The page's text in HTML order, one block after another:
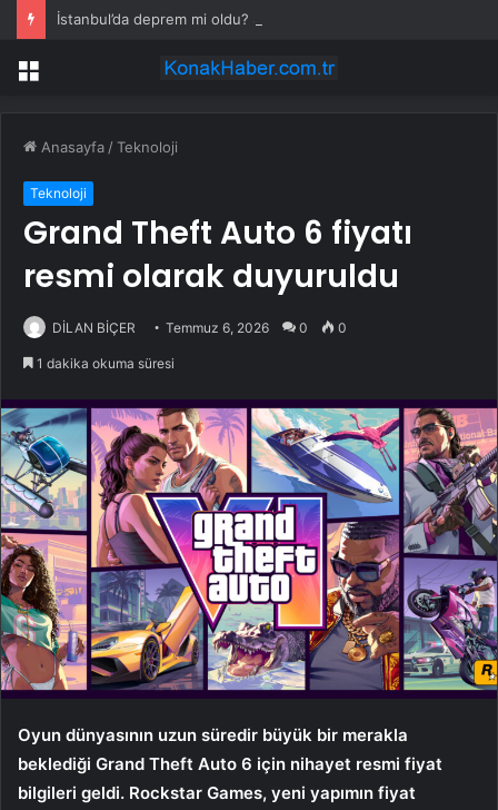
Menü
Anasayfa /Teknoloji
Teknoloji
Grand Theft Auto 6 fiyatı
resmi olarak duyuruldu
DİLAN BİÇER Temmuz 6, 2026 0 0
1 dakika okuma süresi
Oyun dünyasının uzun süredir büyük bir merakla
beklediği Grand Theft Auto 6 için nihayet resmi fiyat
bilgileri geldi. Rockstar Games, yeni yapımın fiyat